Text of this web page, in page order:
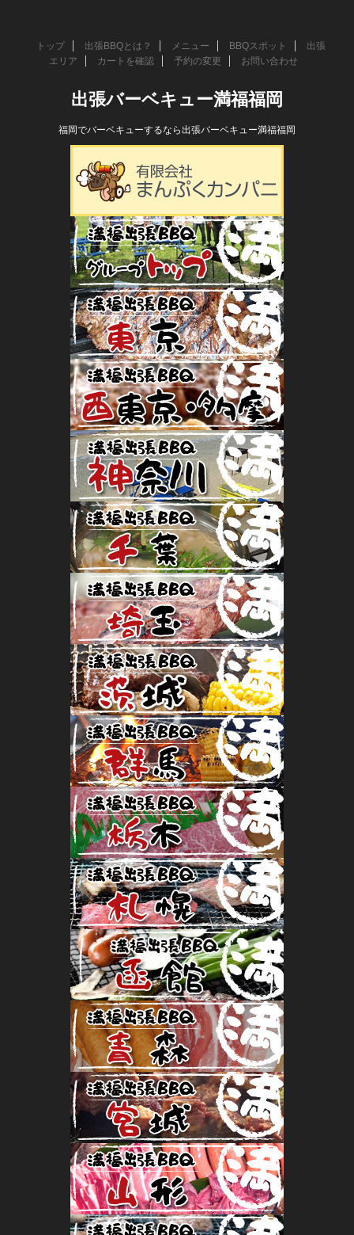
トップ 出張BBQとは？ メニュー BBQスポット
出張
エリア
カートを確認 予約の変更 お問い合わせ
出張バーベキュー満福福岡
福岡でバーベキューするなら出張バーベキュー満福福岡